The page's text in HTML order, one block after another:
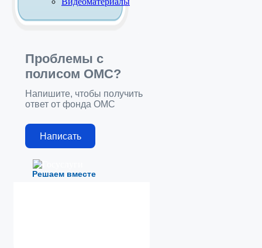
Решаем вместе
Проблемы с
полисом ОМС?
Напишите, чтобы получить
ответ от фонда ОМС
Написать